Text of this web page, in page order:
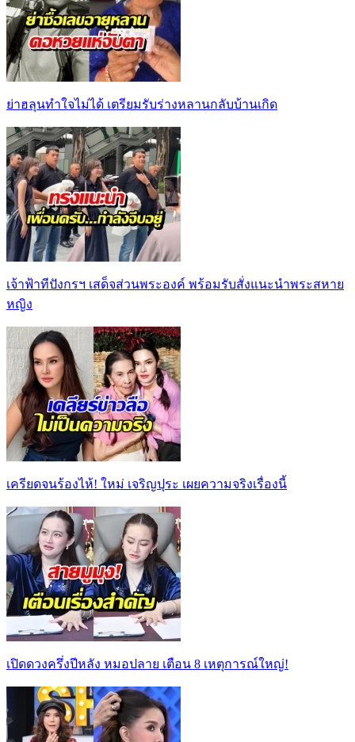
ย่าฮลุนทำใจไม่ได้ เตรียมรับร่างหลานกลับบ้านเกิด
เจ้าฟ้าทีปังกรฯ เสด็จส่วนพระองค์ พร้อมรับสั่งแนะนำพระสหาย
หญิง
เครียดจนร้องไห้! ใหม่ เจริญปุระ เผยความจริงเรื่องนี้
เปิดดวงครึ่งปีหลัง หมอปลาย เตือน 8 เหตุการณ์ใหญ่!